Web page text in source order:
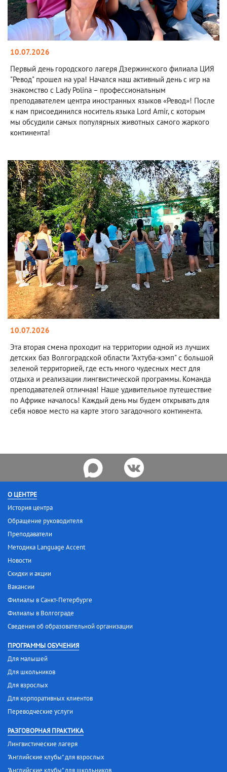
10.07.2026
Первый день городского лагеря Дзержинского филиала ЦИЯ
"Ревод" прошел на ура! Начался наш активный день с игр на
знакомство с Lady Polina – профессиональным
преподавателем центра иностранных языков «Ревод»! После
к нам присоединился носитель языка Lord Amir, с которым
мы обсудили самых популярных животных самого жаркого
континента!
10.07.2026
Эта вторая смена проходит на территории одной из лучших
детских баз Волгоградской области "Ахтуба-кэмп" с большой
зеленой территорией, где есть много чудесных мест для
отдыха и реализации лингвистической программы. Команда
преподавателей отличная! Наше удивительное путешествие
по Африке началось! Каждый день мы будем открывать для
себя новое место на карте этого загадочного континента.
О ЦЕНТРЕ
История центра
Обращение руководителя
Преподаватели
Методика Language Accent
Новости
Скидки и акции
Вакансии
Филиалы в Санкт-Петербурге
Филиалы в Волгограде
Сведения об образовательной организации
ПРОГРАММЫ ОБУЧЕНИЯ
Для малышей
Для школьников
Для взрослых
Для корпоративных клиентов
Переводческие услуги
РАЗГОВОРНАЯ ПРАКТИКА
Лингвистические лагеря
"Английские клубы" для взрослых